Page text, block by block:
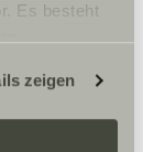
Es besteht
Daten für
Daten
Sie hier:
zeigen